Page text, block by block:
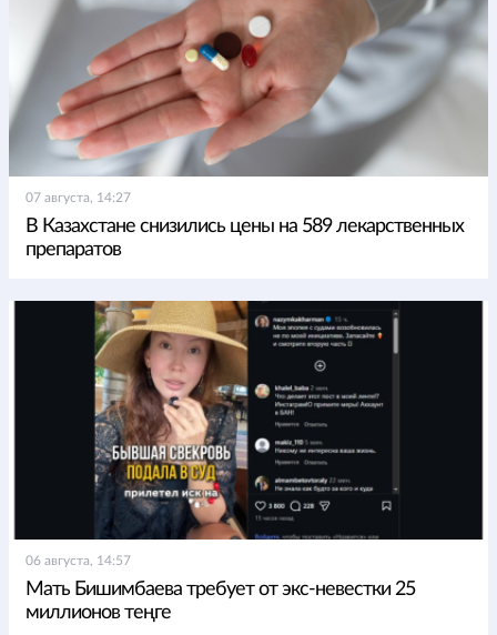
07 августа, 14:27
В Казахстане снизились цены на 589 лекарственных
препаратов
06 августа, 14:57
Мать Бишимбаева требует от экс-невестки 25
миллионов теңге